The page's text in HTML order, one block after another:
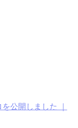
公開しました ｜